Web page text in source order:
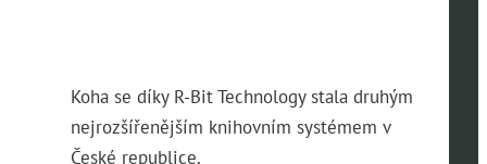
Koha se díky R-Bit Technology stala druhým
nejrozšířenějším knihovním systémem v
České republice.